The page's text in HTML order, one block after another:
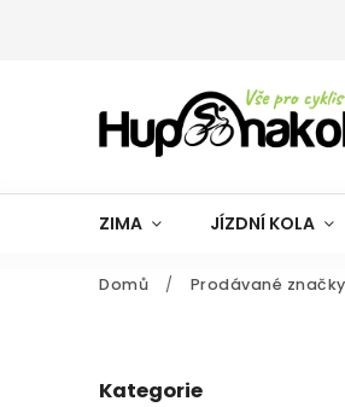
ZIMA JÍZDNÍ KOLA
Domů / Prodávané značky
Kategorie